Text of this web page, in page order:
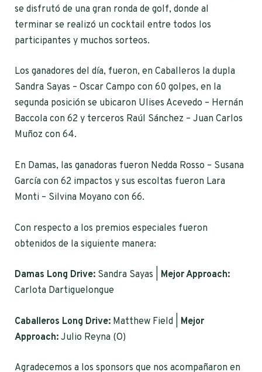
se disfrutó de una gran ronda de golf, donde al
terminar se realizó un cocktail entre todos los
participantes y muchos sorteos.
Los ganadores del día, fueron, en Caballeros la dupla
Sandra Sayas – Oscar Campo con 60 golpes, en la
segunda posición se ubicaron Ulises Acevedo – Hernán
Baccola con 62 y terceros Raúl Sánchez – Juan Carlos
Muñoz con 64.
En Damas, las ganadoras fueron Nedda Rosso – Susana
García con 62 impactos y sus escoltas fueron Lara
Monti – Silvina Moyano con 66.
Con respecto a los premios especiales fueron
obtenidos de la siguiente manera:
Damas Long Drive: Sandra Sayas | Mejor Approach:
Carlota Dartiguelongue
Caballeros Long Drive:Matthew Field | Mejor
Approach:Julio Reyna (O)
Agradecemos a los sponsors que nos acompañaron en